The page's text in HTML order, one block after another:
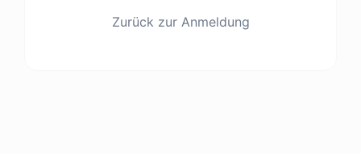
Zurück zur Anmeldung